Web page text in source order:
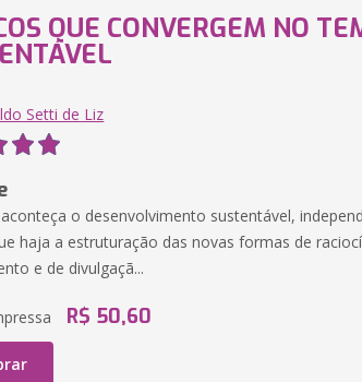
QUE CONVERGEM NO
Setti de Liz
o desenvolvimento sustentável,
haja a estruturação das novas formas de
e de divulgaçã...
R$ 50,60